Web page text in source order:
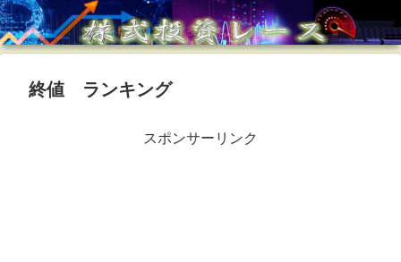
終値 ランキング
スポンサーリンク